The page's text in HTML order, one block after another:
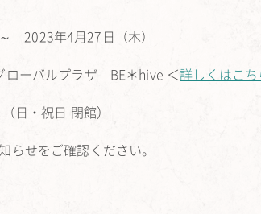
2023年4月27日（木）
ローバルプラザ BE＊hive ＜詳しくはこ
・祝日 閉館）
せをご確認ください。